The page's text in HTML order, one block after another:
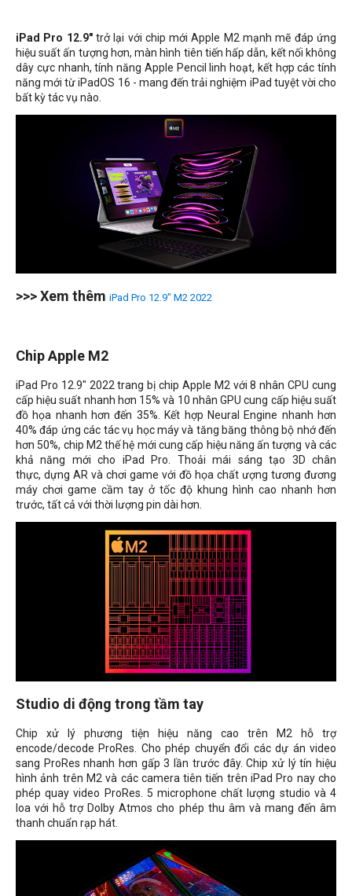
iPad Pro 12.9" trở lại với chip mới Apple M2 mạnh mẽ đáp ứng
hiệu suất ấn tượng hơn, màn hình tiên tiến hấp dẫn, kết nối không
dây cực nhanh, tính năng Apple Pencil linh hoạt, kết hợp các tính
năng mới từ iPadOS 16 - mang đến trải nghiệm iPad tuyệt vời cho
bất kỳ tác vụ nào.
>>> Xem thêm iPad Pro 12.9" M2 2022
Chip Apple M2
iPad Pro 12.9" 2022 trang bị chip Apple M2 với 8 nhân CPU cung
cấp hiệu suất nhanh hơn 15% và 10 nhân GPU cung cấp hiệu suất
đồ họa nhanh hơn đến 35%. Kết hợp Neural Engine nhanh hơn
40% đáp ứng các tác vụ học máy và tăng băng thông bộ nhớ đến
hơn 50%, chip M2 thế hệ mới cung cấp hiệu năng ấn tượng và các
khả năng mới cho iPad Pro. Thoải mái sáng tạo 3D chân
thực, dựng AR và chơi game với đồ họa chất ượng tương đương
máy chơi game cầm tay ở tốc độ khung hình cao nhanh hơn
trước, tất cả với thời lượng pin dài hơn.
Studio di động trong tầm tay
Chip xử lý phương tiện hiệu năng cao trên M2 hỗ trợ
encode/decode ProRes. Cho phép chuyển đổi các dự án video
sang ProRes nhanh hơn gấp 3 lần trước đây. Chip xử lý tín hiệu
hình ảnh trên M2 và các camera tiên tiến trên iPad Pro nay cho
phép quay video ProRes. 5 microphone chất lượng studio và 4
loa với hỗ trợ Dolby Atmos cho phép thu âm và mang đến âm
thanh chuẩn rạp hát.